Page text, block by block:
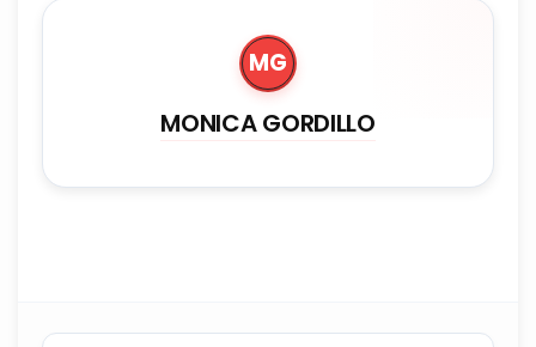
MG
MONICA GORDILLO